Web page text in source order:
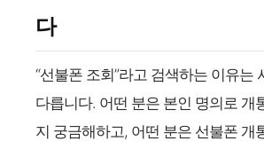
다
“선불폰 조회”라고 검색하는 이유는
다릅니다. 어떤 분은 본인 명의로 개
지 궁금해하고, 어떤 분은 선불폰 개